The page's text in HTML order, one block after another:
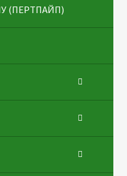
(ПЕРТПАЙП)